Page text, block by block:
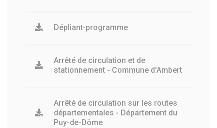
Dépliant-programme
Arrêté de circulation et de
stationnement - Commune d'Ambert
Arrêté de circulation sur les routes
départementales - Département du
Puy-de-Dôme